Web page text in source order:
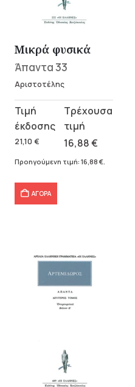
Μικρά φυσικά
Άπαντα 33
Αριστοτέλης
21,10 €
Original
price
was:
21,10 €.
16,88€
Η
τρέχουσα
τιμή
Προηγούμενη τιμή: 16,88 €
ΑΓΟΡΑ